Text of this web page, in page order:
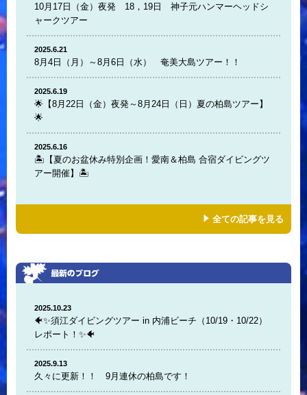
10月17日（金）夜発 18，19日 神子元ハンマーヘッドシ
ャークツアー
2025.6.21
8月4日（月）～8月6日（水） 奄美大島ツアー！！
2025.6.19
🌟【8月22日（金）夜発～8月24日（日）夏の柏島ツアー】
🌟
2025.6.16
🏝️【夏のお盆休み特別企画！愛南＆柏島 合宿ダイビングツ
アー開催】🏝️
全ての記事を見る
2025.10.23
🐠✨須江ダイビングツアー in 内浦ビーチ（10/19・10/22）
レポート！✨🐠
2025.9.13
久々に更新！！ 9月連休の柏島です！